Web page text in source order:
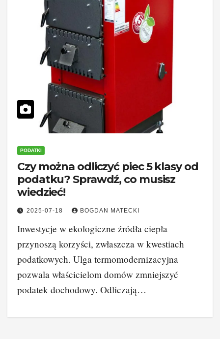
PODATKI
Czy można odliczyć piec 5 klasy od
podatku? Sprawdź, co musisz
wiedzieć!
2025-07-18 BOGDAN MATECKI
Inwestycje w ekologiczne źródła ciepła
przynoszą korzyści, zwłaszcza w kwestiach
podatkowych. Ulga termomodernizacyjna
pozwala właścicielom domów zmniejszyć
podatek dochodowy. Odliczają…